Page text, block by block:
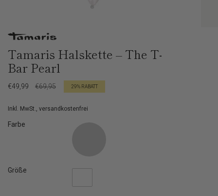
Tamaris Halskette – The T-
Bar Pearl
Verkaufspreis
€49,99
Regulärer
€69,95 29% RABATT
Inkl. MwSt., versandkostenfrei
Farbe
Größe